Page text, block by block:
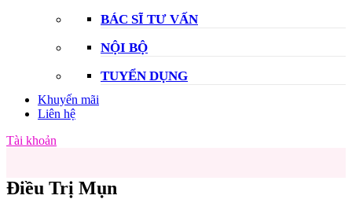
BÁC SĨ TƯ VẤN
NỘI BỘ
TUYỂN DỤNG
Khuyến mãi
Liên hệ
Tài khoản
Điều Trị Mụn